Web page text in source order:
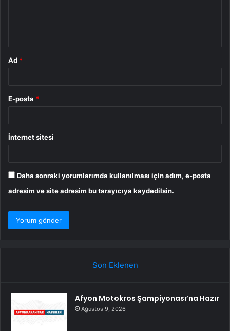
Ad *
E-posta *
İnternet sitesi
Daha sonraki yorumlarımda kullanılması için adım, e-posta
adresim ve site adresim bu tarayıcıya kaydedilsin.
Son Eklenen
Afyon Motokros Şampiyonası’na Hazır
Ağustos 9, 2026